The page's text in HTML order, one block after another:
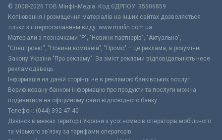
© 2008-2026 ТОВ МiнфiнМедiа. Код ЄДРПОУ: 35506859
Копіювання і розміщення матеріалів на інших сайтах дозволяється
тільки з гіперпосиланням виду: www.minfin.com.ua
Матеріали з позначками "Р", "Новини партнерів", "Актуально",
"Спецпроект", "Новини компаній", "Промо" – це реклама, в розумінні
Закону України "Про рекламу". За зміст реклами відповідальність несе
рекламодавець.
Інформація на даній сторінці не є рекламою банківських послуг.
Верифіковану банком інформацію про продукти та послуги можна
подивитися на офіційному сайті відповідного банку.
Телефон: (044) 392-47-40
Дзвінок в межах території України з усіх номерів операторів мобільного
та міського зв’язку за тарифами операторів